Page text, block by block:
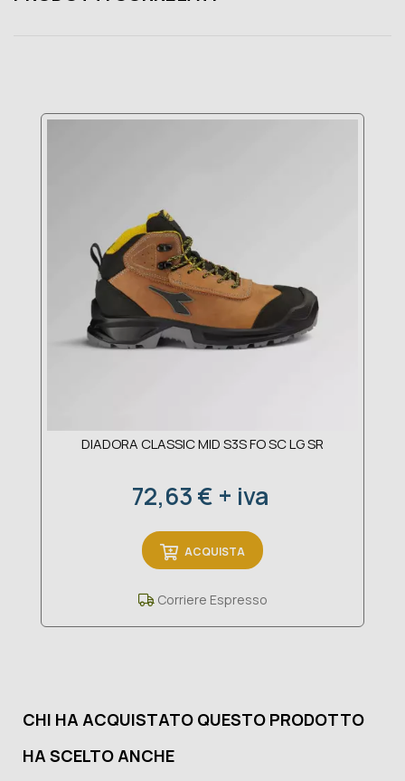
DIADORA CLASSIC MID S3S FO SC LG SR
Prezzo
72,63 € + iva
ACQUISTA
Corriere Espresso
CHI HA ACQUISTATO QUESTO PRODOTTO
HA SCELTO ANCHE